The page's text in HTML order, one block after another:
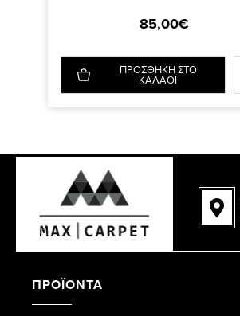
85,00€
ΠΡΟΣΘΗΚΗ ΣΤΟ
ΚΑΛΑΘΙ
ΠΡΟΪΟΝΤΑ